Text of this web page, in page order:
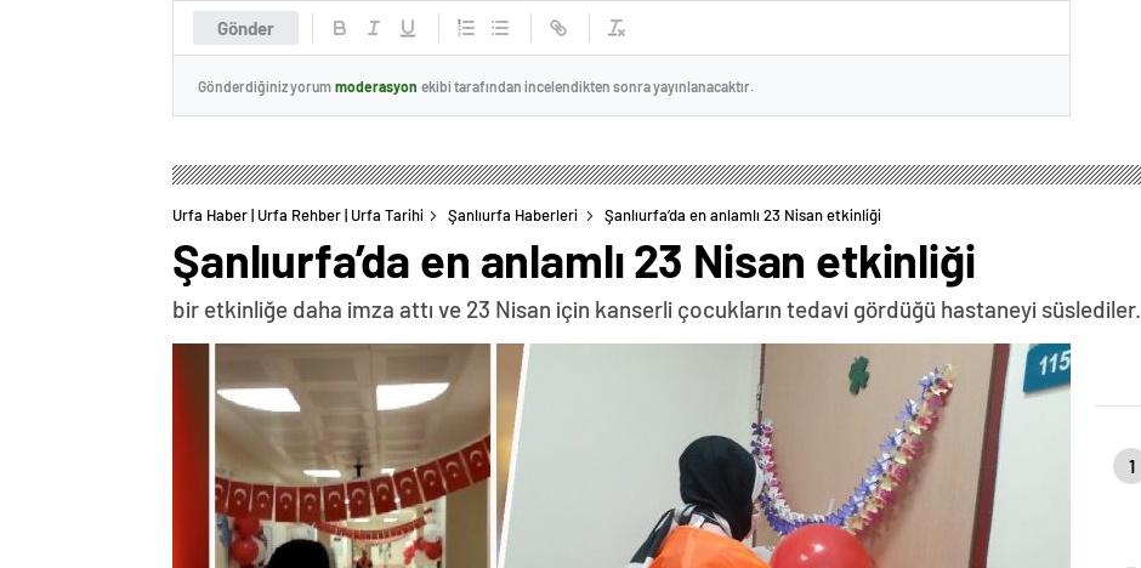
Gönder
Gönderdiğiniz yorum moderasyon ekibi tarafından incelendikten sonra yayınlanacaktır.
Urfa Haber | Urfa Rehber | Urfa Tarihi Şanlıurfa Haberleri Şanlıurfa’da en anlamlı 23 Nisan etkinliği
Şanlıurfa’da en anlamlı 23 Nisan etkinliği
bir etkinliğe daha imza attı ve 23 Nisan için kanserli çocukların tedavi gördüğü hastaneyi süslediler.
1